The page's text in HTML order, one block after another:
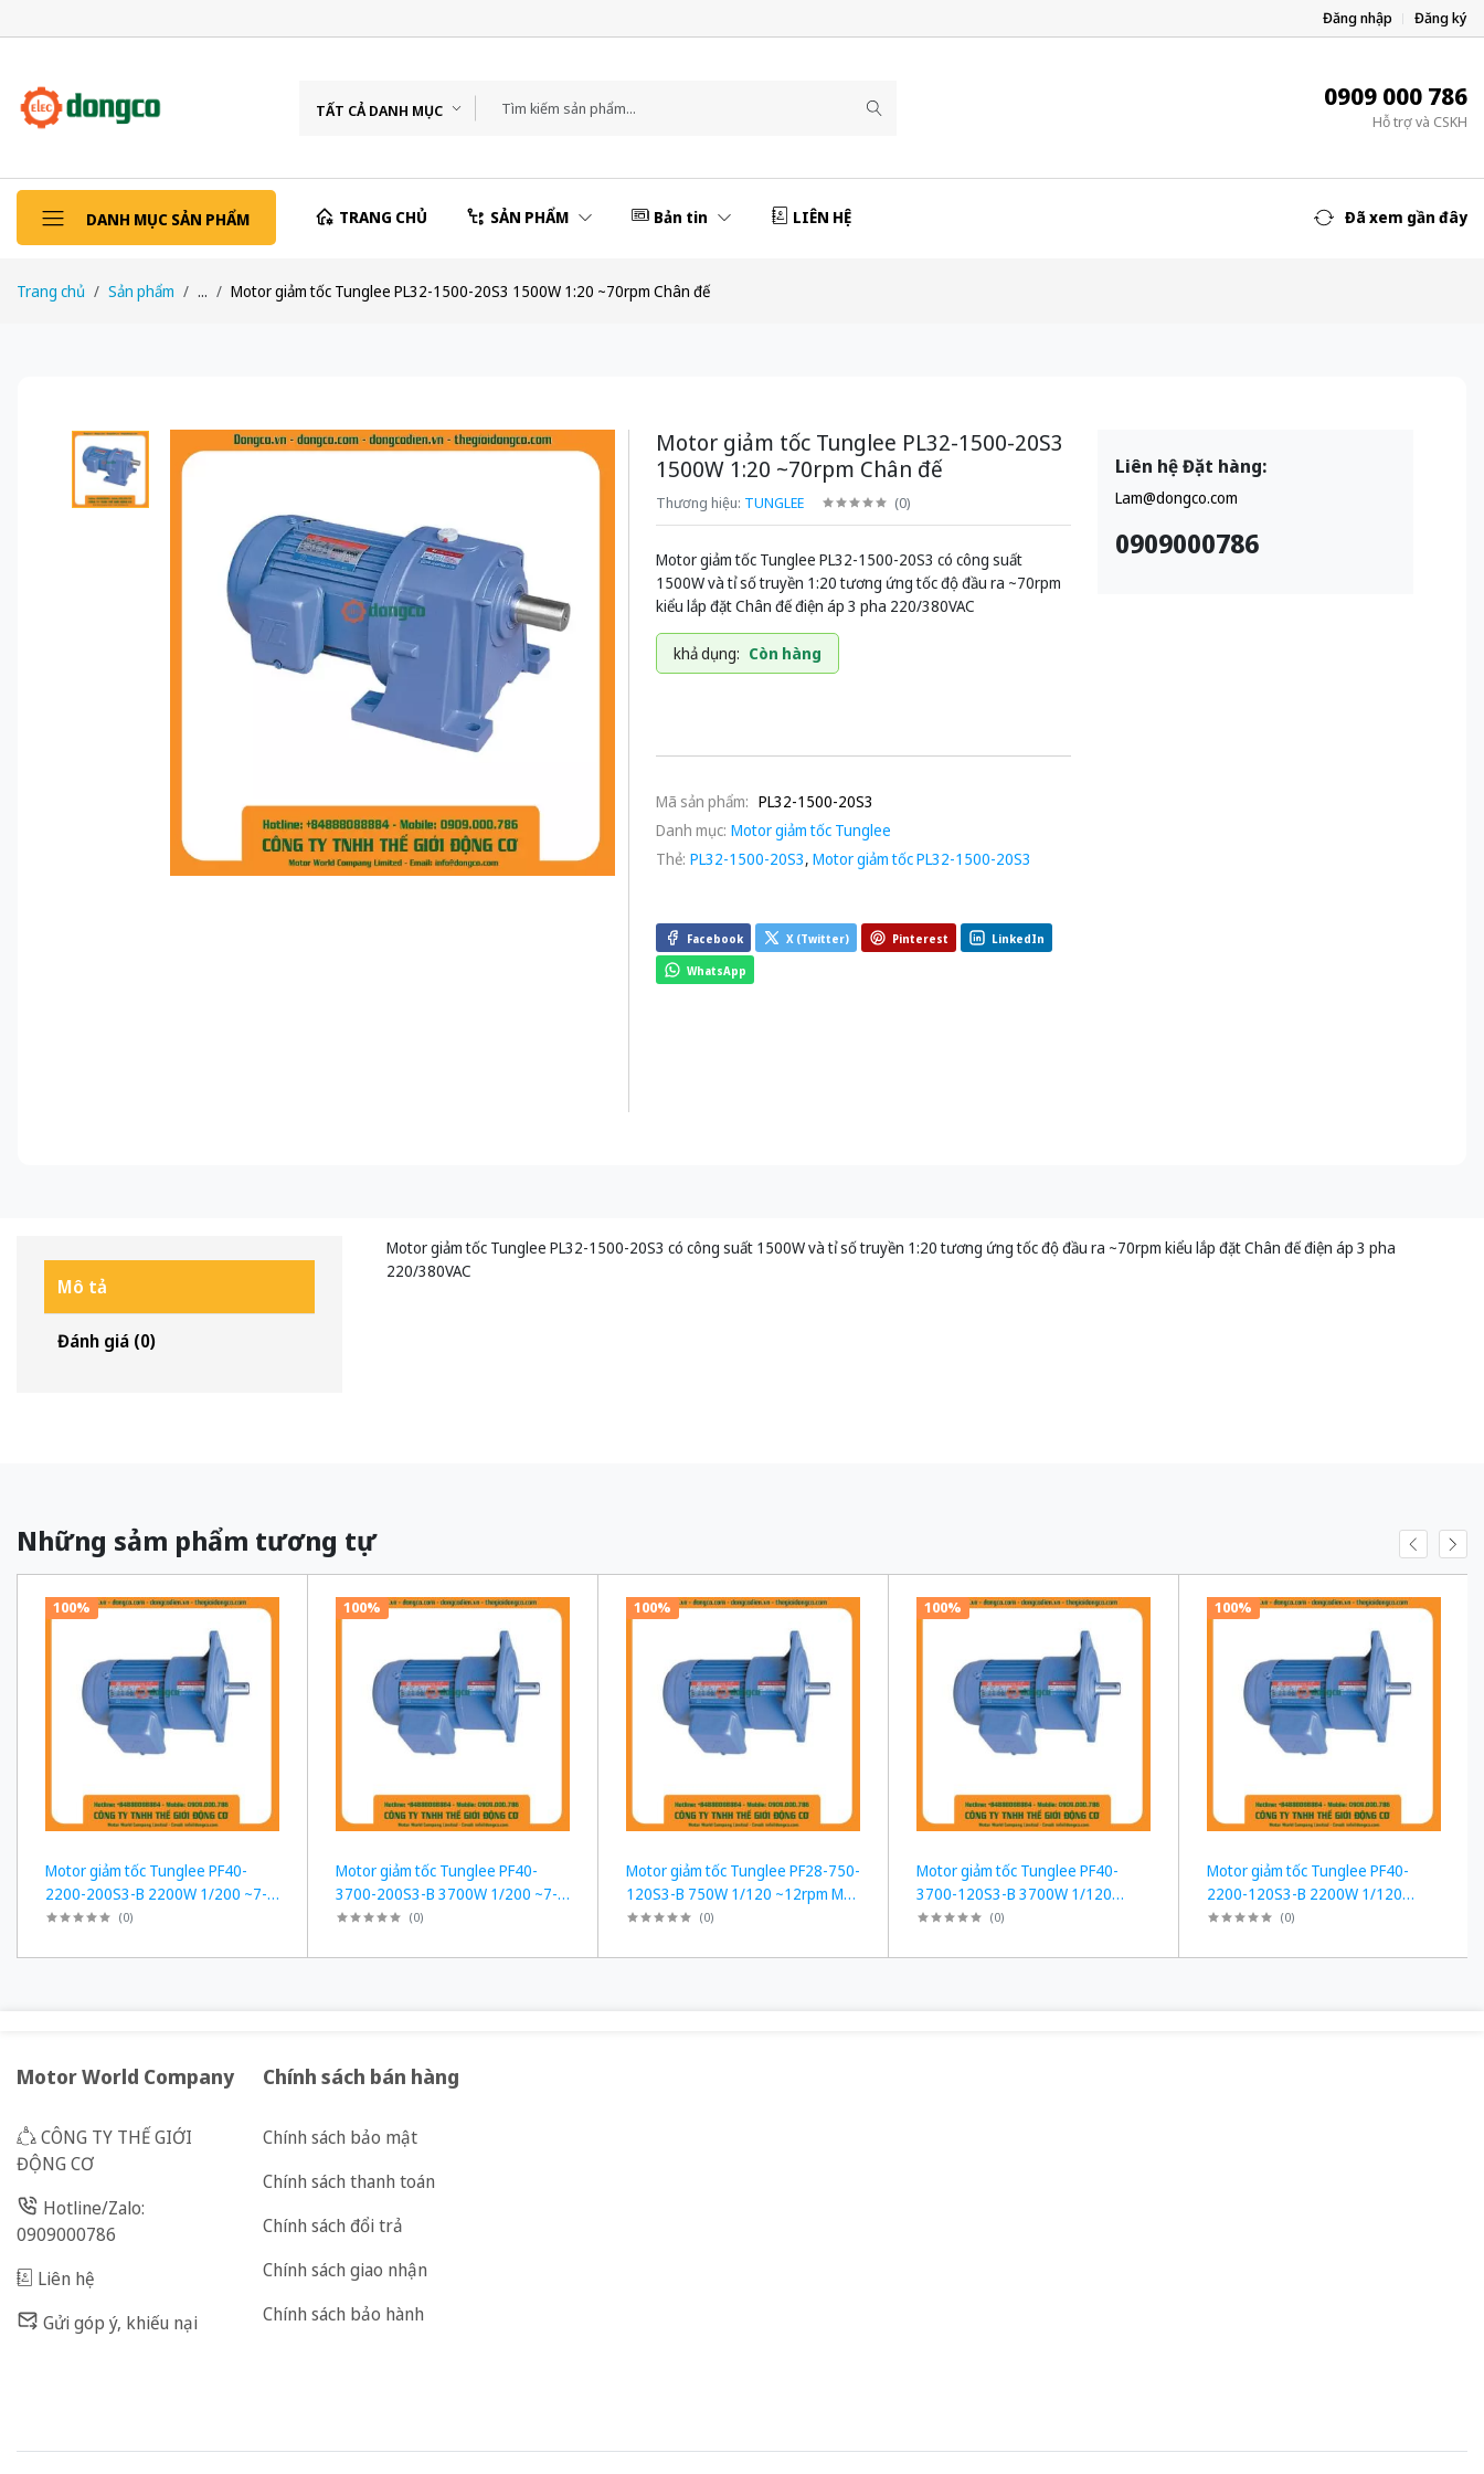
Đăng nhập Đăng ký
TẤT CẢ DANH MỤC 0909 000 786
Hỗ trợ và CSKH
DANH MỤC SẢN PHẨM TRANG CHỦ SẢN PHẨM Bản tin LIÊN HỆ Đã xem gần đây
Trang chủ Sản phẩm ... Motor giảm tốc Tunglee PL32-1500-20S3 1500W 1:20 ~70rpm Chân đế
Motor giảm tốc Tunglee PL32-1500-20S3
1500W 1:20 ~70rpm Chân đế
Thương hiệu: TUNGLEE (0)
Motor giảm tốc Tunglee PL32-1500-20S3 có công suất
1500W và tỉ số truyền 1:20 tương ứng tốc độ đầu ra ~70rpm
kiểu lắp đặt Chân đế điện áp 3 pha 220/380VAC
khả dụng: Còn hàng
Mã sản phẩm: PL32-1500-20S3
Danh mục: Motor giảm tốc Tunglee
Thẻ: PL32-1500-20S3, Motor giảm tốc PL32-1500-20S3
Facebook X (Twitter) Pinterest LinkedIn
WhatsApp
Liên hệ Đặt hàng:
Lam@dongco.com
0909000786
Mô tả
Đánh giá (0)
Motor giảm tốc Tunglee PL32-1500-20S3 có công suất 1500W và tỉ số truyền 1:20 tương ứng tốc độ đầu ra ~70rpm kiểu lắp đặt Chân đế điện áp 3 pha
220/380VAC
Những sảm phẩm tương tự
100%
Motor giảm tốc Tunglee PF40-
2200-200S3-B 2200W 1/200 ~7-
8rpm Mặt bích
(0)
100%
Motor giảm tốc Tunglee PF40-
3700-200S3-B 3700W 1/200 ~7-
8rpm Mặt bích
(0)
100%
Motor giảm tốc Tunglee PF28-750-
120S3-B 750W 1/120 ~12rpm Mặt
bích
(0)
100%
Motor giảm tốc Tunglee PF40-
3700-120S3-B 3700W 1/120
~12rpm Mặt bích
(0)
100%
Motor giảm tốc Tunglee PF40-
2200-120S3-B 2200W 1/120
~12rpm Mặt bích
(0)
Motor World Company
CÔNG TY THẾ GIỚI
ĐỘNG CƠ
Hotline/Zalo:
0909000786
Liên hệ
Gửi góp ý, khiếu nại
Chính sách bán hàng
Chính sách bảo mật
Chính sách thanh toán
Chính sách đổi trả
Chính sách giao nhận
Chính sách bảo hành